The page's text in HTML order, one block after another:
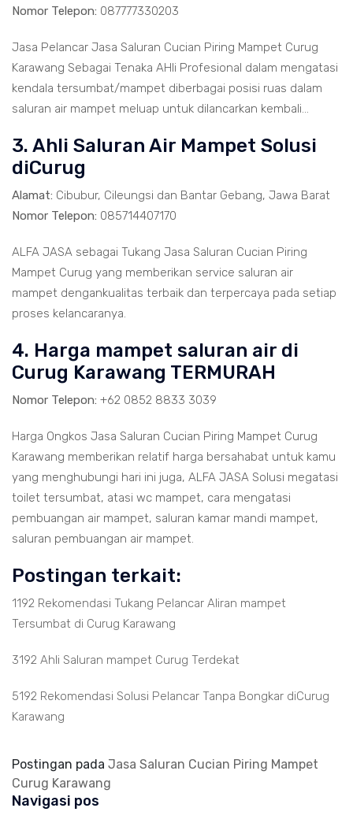
Nomor Telepon: 087777330203
Jasa Pelancar Jasa Saluran Cucian Piring Mampet Curug
Karawang Sebagai Tenaka AHli Profesional dalam mengatasi
kendala tersumbat/mampet diberbagai posisi ruas dalam
saluran air mampet meluap untuk dilancarkan kembali...
3. Ahli Saluran Air Mampet Solusi
diCurug
Alamat: Cibubur, Cileungsi dan Bantar Gebang, Jawa Barat
Nomor Telepon: 085714407170
ALFA JASA sebagai Tukang Jasa Saluran Cucian Piring
Mampet Curug yang memberikan service saluran air
mampet dengankualitas terbaik dan terpercaya pada setiap
proses kelancaranya.
4. Harga mampet saluran air di
Curug Karawang TERMURAH
Nomor Telepon: +62 0852 8833 3039
Harga Ongkos Jasa Saluran Cucian Piring Mampet Curug
Karawang memberikan relatif harga bersahabat untuk kamu
yang menghubungi hari ini juga, ALFA JASA Solusi megatasi
toilet tersumbat, atasi wc mampet, cara mengatasi
pembuangan air mampet, saluran kamar mandi mampet,
saluran pembuangan air mampet.
Postingan terkait:
1192 Rekomendasi Tukang Pelancar Aliran mampet
Tersumbat di Curug Karawang
3192 Ahli Saluran mampet Curug Terdekat
5192 Rekomendasi Solusi Pelancar Tanpa Bongkar diCurug
Karawang
Postingan pada Jasa Saluran Cucian Piring Mampet
Curug Karawang
Navigasi pos